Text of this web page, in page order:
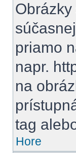
priamo
napr.
na
tag
Hore